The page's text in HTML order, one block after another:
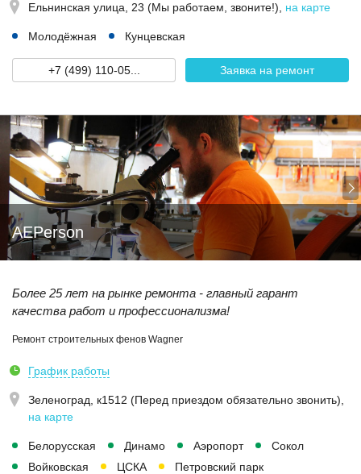
Ельнинская улица, 23 (Мы работаем, звоните!) на карте
Молодёжная Кунцевская
+7 (499) 110-05... Заявка на ремонт
AEPerson
Более 25 лет на рынке ремонта - главный гарант
качества работ и профессионализма!
Ремонт строительных фенов Wagner
График работы
Зеленоград, к1512 (Перед приездом обязательно звонить)
на карте
Белорусская Динамо Аэропорт
Сокол
Войковская
ЦСКА Петровский парк